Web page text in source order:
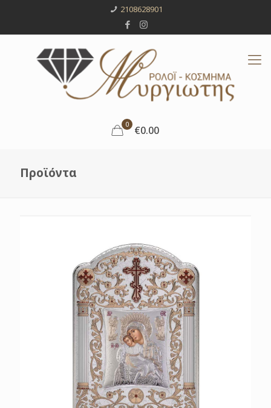
2108628901
0 €0.00
Προϊόντα